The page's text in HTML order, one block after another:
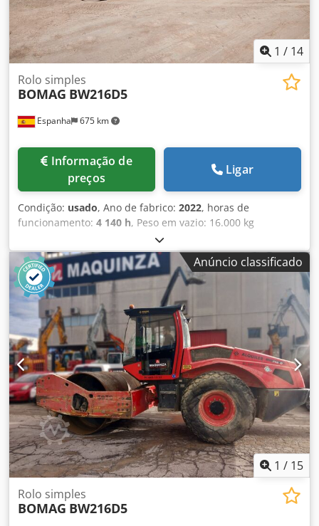
1 / 14
Espanha 675 km
Rolo simples
BOMAG BW216D5
preços
Ligar
Condição: usado, Ano de fabrico: 2022, horas de
funcionamento: 4 140 h, Peso em vazio: 16.000 kg
Dimensões (C x L x A): 622 x 230 x 299 cm Chodpfozi Eb Njx
Anqsa
Anúncio classificado
1 / 15
Rolo simples
BOMAG BW216D5